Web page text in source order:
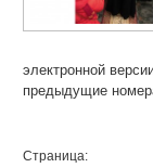
электронной
предыдущие
Страница: